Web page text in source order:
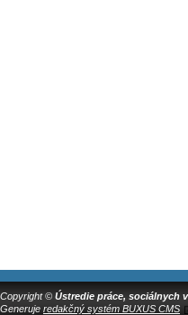
Copyright © Ústredie práce, sociálnych
Generuje redakčný systém BUXUS CMS